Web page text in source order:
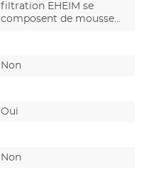
filtration EHEIM se
composent de mousses
Non
Oui
Non